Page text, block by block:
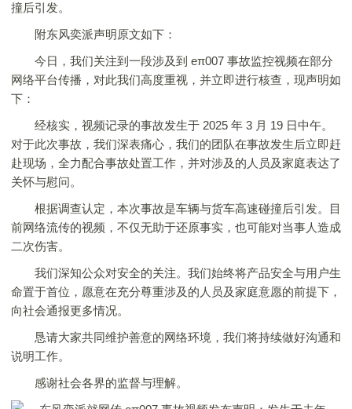
撞后引发。
附东风奕派声明原文如下：
今日，我们关注到一段涉及到 eπ007 事故监控视频在部分
网络平台传播，对此我们高度重视，并立即进行核查，现声明如
下：
经核实，视频记录的事故发生于 2025 年 3 月 19 日中午。
对于此次事故，我们深表痛心，我们的团队在事故发生后立即赶
赴现场，全力配合事故处置工作，并对涉及的人员及家庭表达了
关怀与慰问。
根据调查认定，本次事故是车辆与货车高速碰撞后引发。目
前网络流传的视频，不仅无助于还原事实，也可能对当事人造成
二次伤害。
我们深知公众对安全的关注。我们始终将产品安全与用户生
命置于首位，愿意在充分尊重涉及的人员及家庭意愿的前提下，
向社会通报更多情况。
恳请大家共同维护善意的网络环境，我们将持续做好沟通和
说明工作。
感谢社会各界的监督与理解。